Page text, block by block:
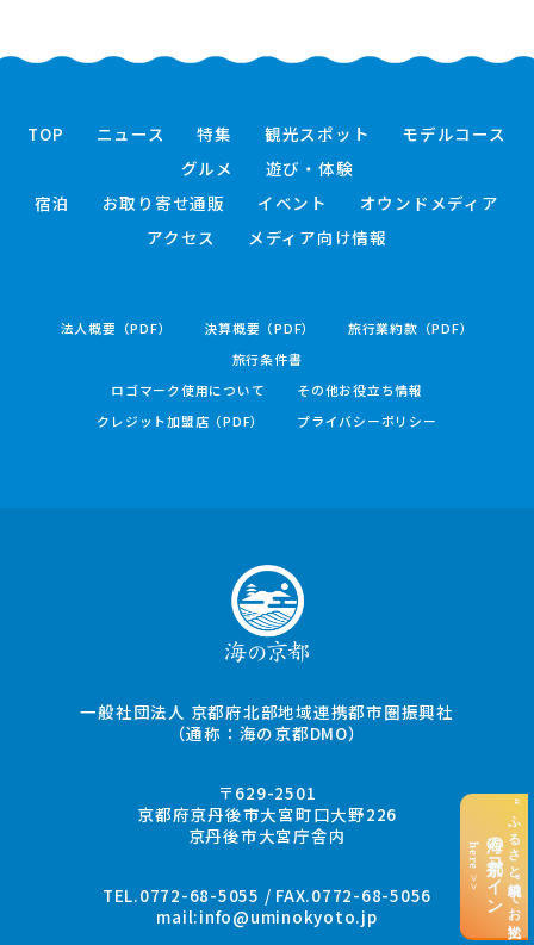
“ふるさと納税”でお支払い
海の京都コイン
here >>
TOP ニュース 特集 観光スポット
モデルコース
グルメ
遊び・体験
宿泊
お取り寄せ通販 イベント
オウンドメディア
アクセス
メディア向け情報
法人概要（PDF） 決算概要（PDF）
旅行業約款（PDF）
旅行条件書
ロゴマーク使用について
その他お役立ち情報
クレジット加盟店（PDF）
プライバシーポリシー
一般社団法人 京都府北部地域連携都市圏振興社
（通称：海の京都DMO）
〒629-2501
京都府京丹後市大宮町口大野226
京丹後市大宮庁舎内
TEL.0772-68-5055 / FAX.0772-68-5056
mail:info@uminokyoto.jp